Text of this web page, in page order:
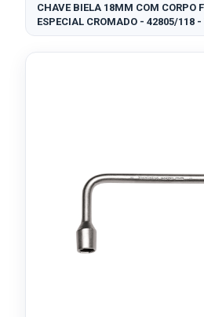
CHAVE BIELA 18MM COM CORPO
ESPECIAL CROMADO - 42805/118